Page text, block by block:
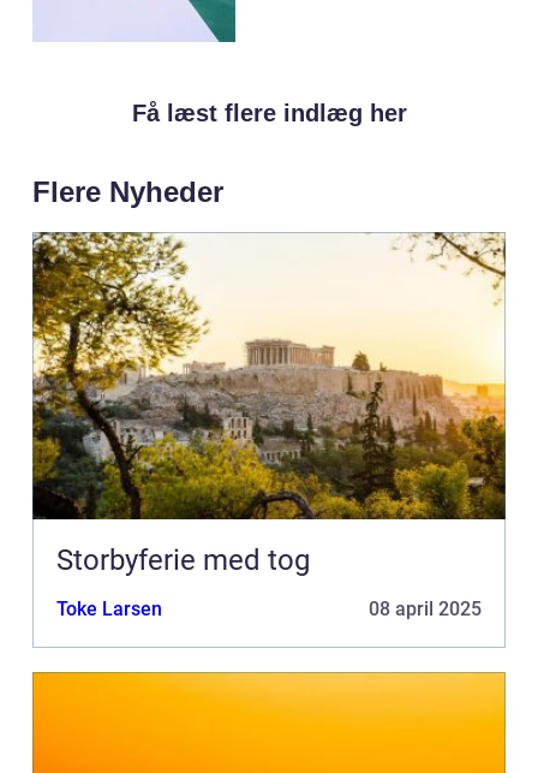
Få læst flere indlæg her
Flere Nyheder
Storbyferie med tog
Toke Larsen 08 april 2025